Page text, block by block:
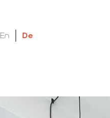
En De